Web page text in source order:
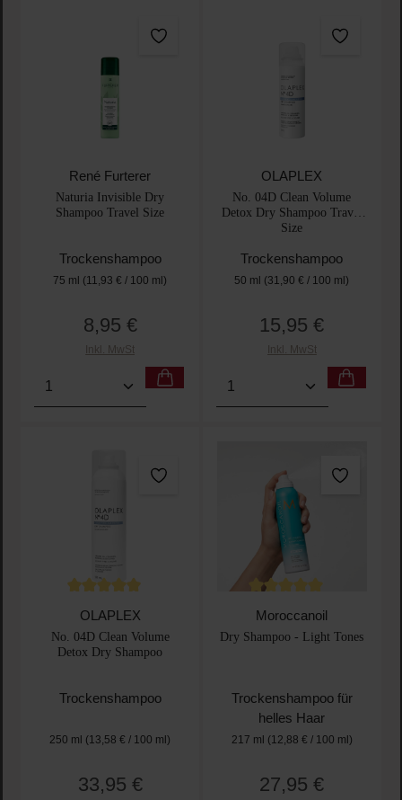
René Furterer
Naturia Invisible Dry
Shampoo Travel Size
Trockenshampoo
75 ml (11,93 € / 100 ml)
Regulärer Preis:
8,95 €
Inkl. MwSt
Produkt Anzahl: Gib den gewünschten Wert ein
OLAPLEX
No. 04D Clean Volume
Detox Dry Shampoo Travel
Size
Trockenshampoo
50 ml (31,90 € / 100 ml)
Regulärer Preis:
15,95 €
Inkl. MwSt
Produkt Anzahl: Gib
OLAPLEX
No. 04D Clean Volume
Detox Dry Shampoo
Trockenshampoo
250 ml (13,58 € / 100 ml)
Regulärer Preis:
33,95 €
Moroccanoil
Dry Shampoo - Light Tones
Trockenshampoo für
helles Haar
217 ml (12,88 € / 100 ml)
Regulärer Preis:
27,95 €